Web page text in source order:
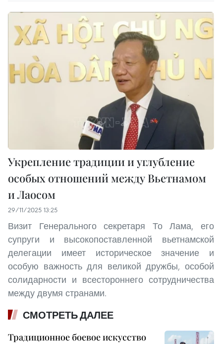
Укрепление традиции и углубление
особых отношений между Вьетнамом
и Лаосом
29/11/2025 13:25
Визит Генерального секретаря То Лама, его
супруги и высокопоставленной вьетнамской
делегации имеет историческое значение и
особую важность для великой дружбы, особой
солидарности и всестороннего сотрудничества
между двумя странами.
СМОТРЕТЬ ДАЛЕЕ
Традиционное боевое искусство